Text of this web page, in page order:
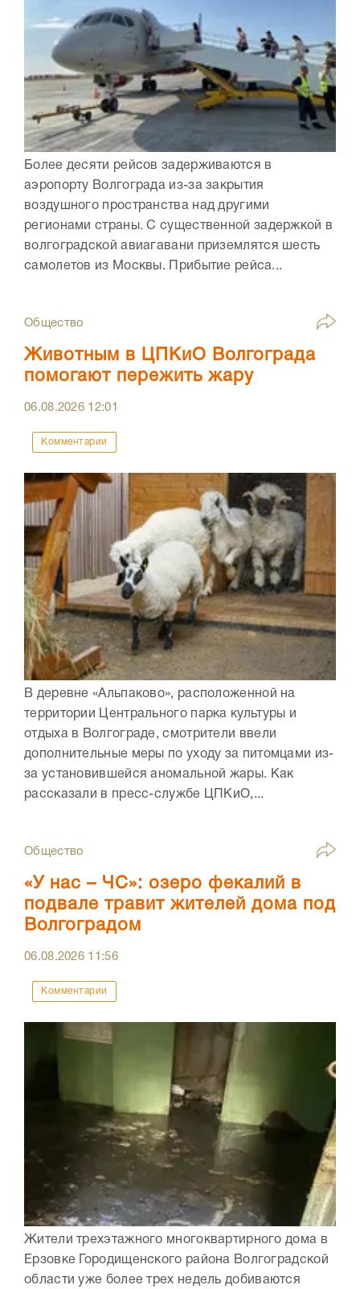
Более десяти рейсов задерживаются в
аэропорту Волгограда из-за закрытия
воздушного пространства над другими
регионами страны. С существенной задержкой в
волгоградской авиагавани приземлятся шесть
самолетов из Москвы. Прибытие рейса...
Общество
Животным в ЦПКиО Волгограда
помогают пережить жару
06.08.2026 12:01
Комментарии
В деревне «Альпаково», расположенной на
территории Центрального парка культуры и
отдыха в Волгограде, смотрители ввели
дополнительные меры по уходу за питомцами из-
за установившейся аномальной жары. Как
рассказали в пресс-службе ЦПКиО,...
Общество
«У нас – ЧС»: озеро фекалий в
подвале травит жителей дома под
Волгоградом
06.08.2026 11:56
Комментарии
Жители трехэтажного многоквартирного дома в
Ерзовке Городищенского района Волгоградской
области уже более трех недель добиваются